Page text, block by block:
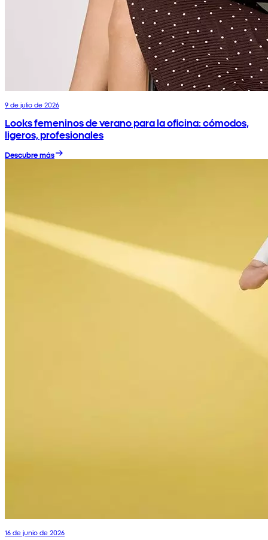
9 de julio de 2026
Looks femeninos de verano para la oficina: cómodos,
ligeros, profesionales
Descubre más
16 de junio de 2026